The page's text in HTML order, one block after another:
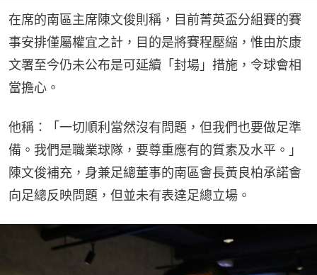
在席的南區主席陳文俊則稱，目前菁英盃分組賽的賽
事安排僅屬權宜之計，目的是將賽程壓縮，惟由於康
文署至今仍未公布是可延續「封場」措施，令球會相
當擔心。
他稱：「一切順利當然沒有問題，但我們也要做足準
備。我們是職業球隊，要尊重應有的質素及水平。」
陳文俊補充，身兼足總董事的南區會長黃良柏承諾會
向足總反映問題，但並未有表達足總立場。